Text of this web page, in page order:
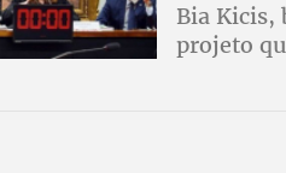
Bia Kicis,
projeto